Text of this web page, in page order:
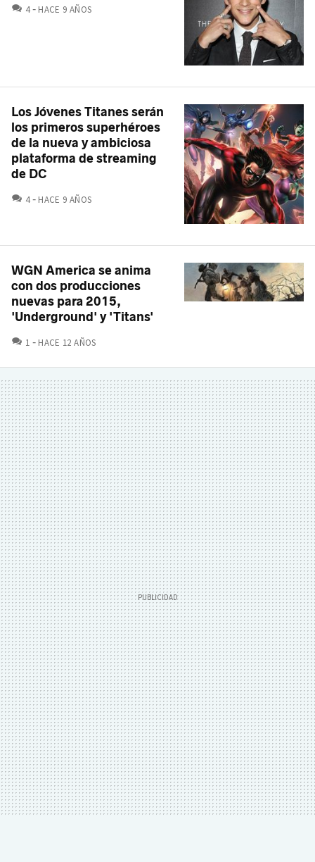
4 COMENTARIOS
HACE 9 AÑOS
Los Jóvenes Titanes serán
los primeros superhéroes
de la nueva y ambiciosa
plataforma de streaming
de DC
4 COMENTARIOS
HACE 9 AÑOS
WGN America se anima
con dos producciones
nuevas para 2015,
'Underground' y 'Titans'
1 COMENTARIOS
HACE 12 AÑOS